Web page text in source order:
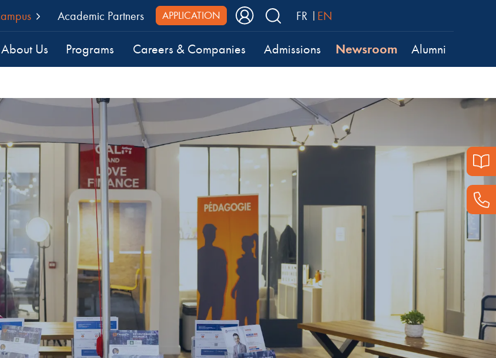
Academic Partners APPLICATION FR EN
About Us Programs Careers & Companies Admissions Newsroom Alumni